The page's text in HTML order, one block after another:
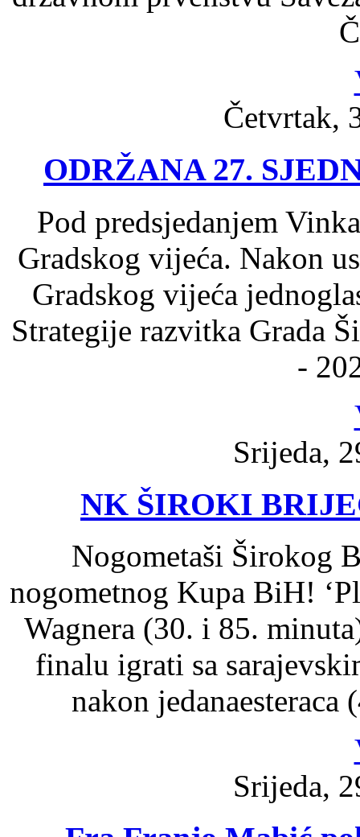
Četvrtak,
ODRŽANA 27.
Pod predsjedanjem
Gradskog vijeća. Nakon
Gradskog vijeća
Strategije razvitka Grada
-
Srijeda,
NK ŠIROKI
Nogometaši Širokog
nogometnog Kupa BiH!
Wagnera (30. i 85.
finalu igrati sa
nakon
Srijeda,